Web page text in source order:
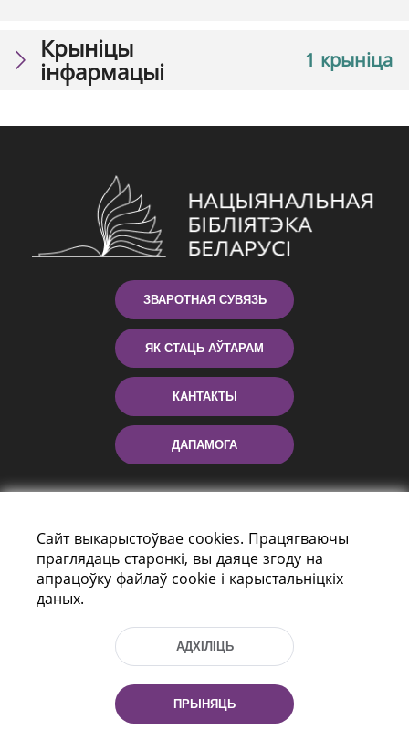
1 крыніца
Крыніцы
інфармацыі
ЗВАРОТНАЯ СУВЯЗЬ
ЯК СТАЦЬ АЎТАРАМ
КАНТАКТЫ
ДАПАМОГА
г. Мiнск, Рэспубліка Беларусь, 220114
Тэл.: (+375 17) 368 37 37, Факс: (+375 17)
Эл. пошта: inbox@nlb.by
Сайт выкарыстоўвае cookies. Працягваючы
праглядаць старонкі, вы даяце згоду на
апрацоўку файлаў cookie і карыстальніцкіх
даных.
АДХІЛІЦЬ
ПРЫНЯЦЬ